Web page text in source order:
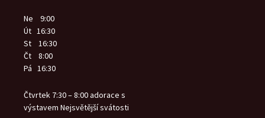
Ne 9:00
Út 16:30
St 16:30
Čt 8:00
Pá 16:30
Čtvrtek 7:30 – 8:00 adorace s
výstavem Nejsvětější svátosti